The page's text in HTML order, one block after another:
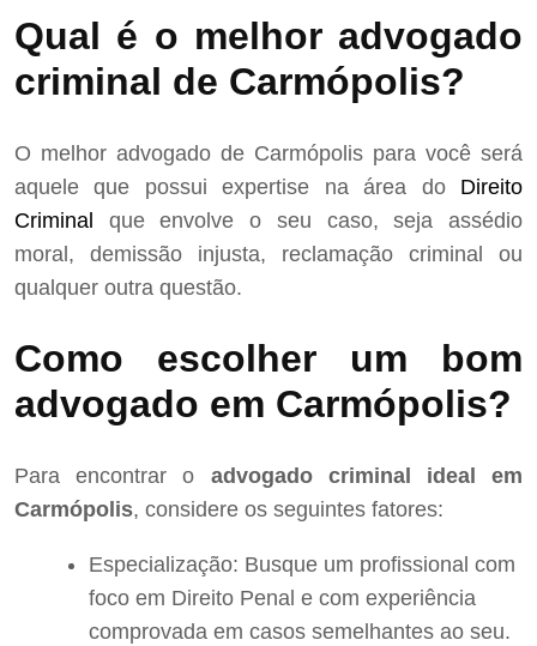
Qual é o melhor advogado
criminal de Carmópolis?
O melhor advogado de Carmópolis para você será
aquele que possui expertise na área do Direito
Criminal que envolve o seu caso, seja assédio
moral, demissão injusta, reclamação criminal ou
qualquer outra questão.
Como escolher um bom
advogado em Carmópolis?
Para encontrar o advogado criminal ideal em
Carmópolis, considere os seguintes fatores:
Especialização: Busque um profissional com
foco em Direito Penal e com experiência
comprovada em casos semelhantes ao seu.